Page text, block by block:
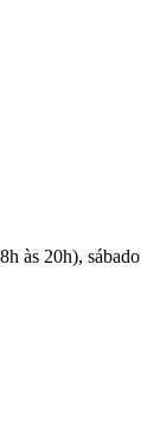
às 20h), sábado